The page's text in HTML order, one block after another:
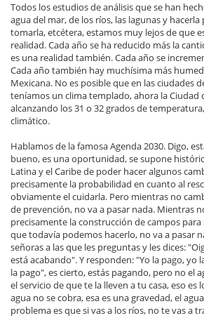
Todos los estudios de análisis que se han
agua del mar, de los ríos, las lagunas y
tomarla, etcétera, estamos muy lejos de que
realidad. Cada año se ha reducido más la
es una realidad también. Cada año se
Cada año también hay muchísima más
Mexicana. No es posible que en las ciudades
teníamos un clima templado, ahora la Ciudad
alcanzando los 31 o 32 grados de
climático.
Hablamos de la famosa Agenda 2030. Digo,
bueno, es una oportunidad, se supone
Latina y el Caribe de poder hacer algunos
precisamente la probabilidad en cuanto al
obviamente el cuidarla. Pero mientras no
de prevención, no va a pasar nada. Mientras
precisamente la construcción de campos
que todavía podemos hacerlo, no va a pasar
señoras a las que les preguntas y les dices:
está acabando". Y responden: "Yo la pago, yo
la pago", es cierto, estás pagando, pero no el
el servicio de que te la lleven a tu casa, eso es
agua no se cobra, esa es una gravedad, el
problema es que si vas a los ríos, no te vas a